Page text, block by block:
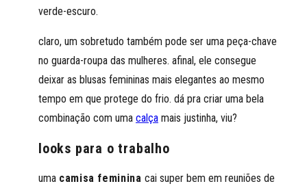
verde-escuro.
claro, um sobretudo também pode ser uma peça-chave
no guarda-roupa das mulheres. afinal, ele consegue
deixar as blusas femininas mais elegantes ao mesmo
tempo em que protege do frio. dá pra criar uma bela
combinação com uma calça mais justinha, viu?
looks para o trabalho
uma camisa feminina cai super bem em reuniões de